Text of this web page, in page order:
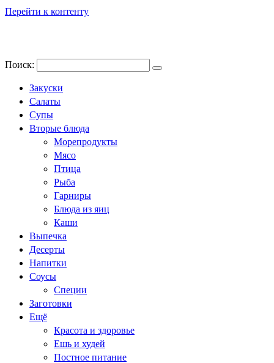
Перейти к контенту
Поиск:
Закуски
Салаты
Супы
Вторые блюда
Морепродукты
Мясо
Птица
Рыба
Гарниры
Блюда из яиц
Каши
Выпечка
Десерты
Напитки
Соусы
Специи
Заготовки
Ещё
Красота и здоровье
Ешь и худей
Постное питание